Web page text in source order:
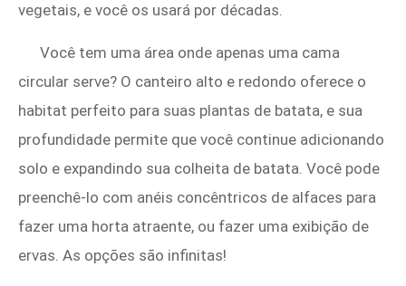
vegetais, e você os usará por décadas.
Você tem uma área onde apenas uma cama
circular serve? O canteiro alto e redondo oferece o
habitat perfeito para suas plantas de batata, e sua
profundidade permite que você continue adicionando
solo e expandindo sua colheita de batata. Você pode
preenchê-lo com anéis concêntricos de alfaces para
fazer uma horta atraente, ou fazer uma exibição de
ervas. As opções são infinitas!